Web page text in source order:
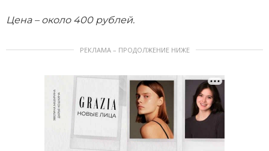
Цена – около 400 рублей.
РЕКЛАМА – ПРОДОЛЖЕНИЕ НИЖЕ